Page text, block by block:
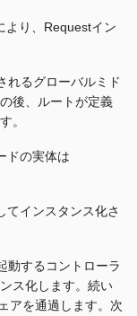
より、Requestイン
れるグローバルミド
後、ルートが定義
。
ドの実体は
てインスタンス化さ
動するコントローラ
ス化します。続い
アを通過します。次